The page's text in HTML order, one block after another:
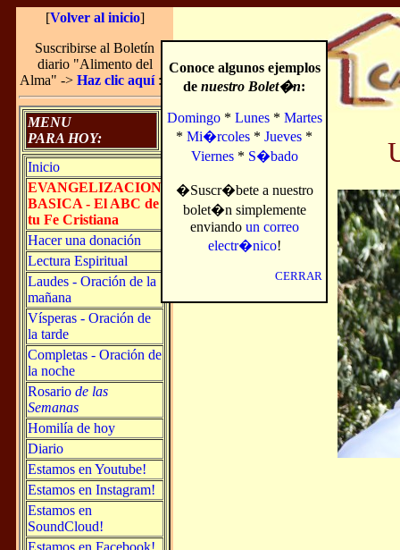
Conoce algunos ejemplos
de nuestro Bolet�n:
Domingo* Lunes* Martes
* Mi�rcoles * Jueves *
Viernes* S�bado
�Suscr�bete a nuestro
bolet�n simplemente
enviando un correo
electr�nico!
CERRAR
[Volver al inicio]
Suscribirse al Boletín
diario "Alimento del
Alma" -> Haz clic aquí:-)
MENU
PARA HOY:
Inicio
EVANGELIZACION
BASICA - El ABC de
tu Fe Cristiana
Hacer una donación
Lectura Espiritual
Laudes - Oración de la
mañana
Vísperas - Oración de
la tarde
Completas - Oración de
la noche
Rosario de las
Semanas
Homilía de hoy
Diario
Estamos en Youtube!
Estamos en Instagram!
Estamos en
SoundCloud!
Estamos en Facebook!